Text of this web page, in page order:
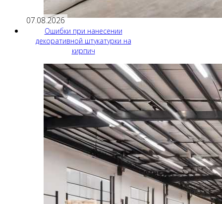
07.08.2026
Ошибки при нанесении
декоративной штукатурки на
кирпич